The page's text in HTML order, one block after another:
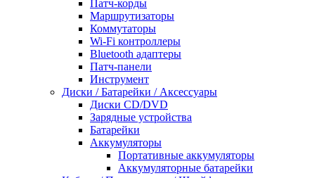
Патч-корды
Маршрутизаторы
Коммутаторы
Wi-Fi контроллеры
Bluetooth адаптеры
Патч-панели
Инструмент
Диски / Батарейки / Аксессуары
Диски CD/DVD
Зарядные устройства
Батарейки
Аккумуляторы
Портативные аккумуляторы
Аккумуляторные батарейки